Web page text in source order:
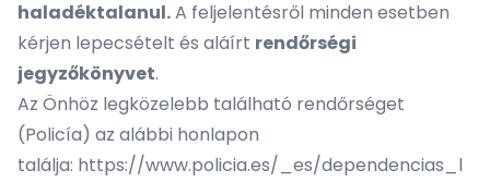
haladéktalanul.A feljelentésről minden esetben
kérjen lepecsételt és aláírt rendőrségi
jegyzőkönyvet.
Az Önhöz legközelebb található rendőrséget
(Policía) az alábbi honlapon
találja: https://www.policia.es/_es/dependencias_l